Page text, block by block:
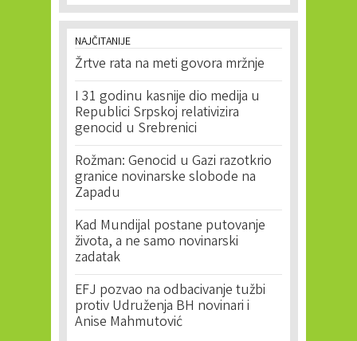
NAJČITANIJE
Žrtve rata na meti govora mržnje
I 31 godinu kasnije dio medija u
Republici Srpskoj relativizira
genocid u Srebrenici
Rožman: Genocid u Gazi razotkrio
granice novinarske slobode na
Zapadu
Kad Mundijal postane putovanje
života, a ne samo novinarski
zadatak
EFJ pozvao na odbacivanje tužbi
protiv Udruženja BH novinari i
Anise Mahmutović